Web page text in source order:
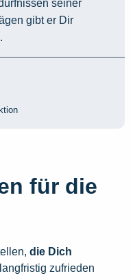
seiner
gibt er Dir
für die
die Dich
zufrieden